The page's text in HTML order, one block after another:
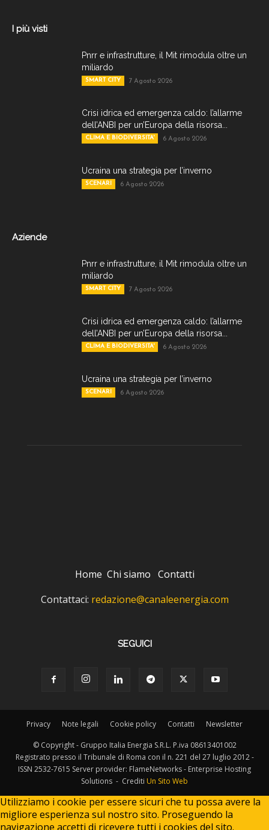
I più visti
Pnrr e infrastrutture, il Mit rimodula oltre un
miliardo
SMART CITY 7 Agosto 2026
Crisi idrica ed emergenza caldo: l’allarme
dell’ANBI per un’Europa della risorsa...
CLIMA E BIODIVERSITA' 6 Agosto 2026
Ucraina una strategia per l’inverno
SCENARI 6 Agosto 2026
Aziende
Pnrr e infrastrutture, il Mit rimodula oltre un
miliardo
SMART CITY 7 Agosto 2026
Crisi idrica ed emergenza caldo: l’allarme
dell’ANBI per un’Europa della risorsa...
CLIMA E BIODIVERSITA' 6 Agosto 2026
Ucraina una strategia per l’inverno
SCENARI 6 Agosto 2026
Home Chi siamo Contatti
Contattaci: redazione@canaleenergia.com
SEGUICI
Privacy Note legali Cookie policy Contatti Newsletter
© Copyright - Gruppo Italia Energia S.R.L. P.iva 08613401002
Registrato presso il Tribunale di Roma con il n. 221 del 27 luglio 2012 -
ISSN 2532-7615 Server provider: FlameNetworks - Enterprise Hosting
Solutions - Crediti Un Sito Web
Utilizziamo i cookie per essere sicuri che tu possa avere la
migliore esperienza sul nostro sito. Proseguendo la
navigazione accetti di ricevere tutti i cookies del sito.